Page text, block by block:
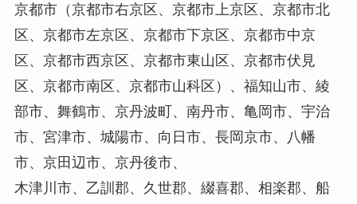
京都市（京都市右京区、京都市上京区、京都市北
区、京都市左京区、京都市下京区、京都市中京
区、京都市西京区、京都市東山区、京都市伏見
区、京都市南区、京都市山科区）、福知山市、綾
部市、舞鶴市、京丹波町、南丹市、亀岡市、宇治
市、宮津市、城陽市、向日市、長岡京市、八幡
市、京田辺市、京丹後市、
木津川市、乙訓郡、久世郡、綴喜郡、相楽郡、船